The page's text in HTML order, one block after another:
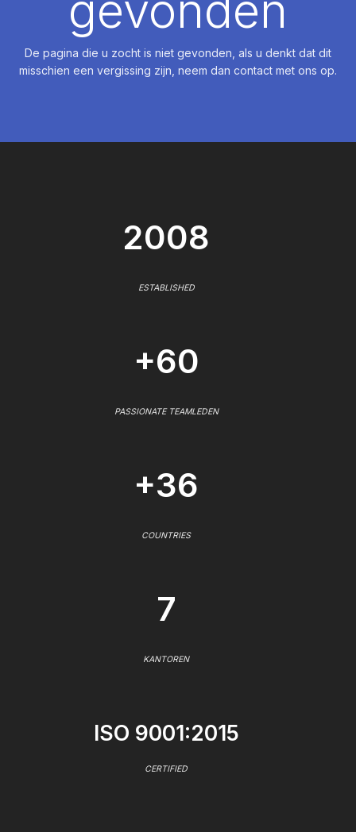
De pagina die u zocht is niet gevonden, als u denkt dat dit
misschien een vergissing zijn, neem dan contact met ons op.
2008
ESTABLISHED
+60
PASSIONATE TEAMLEDEN
+36
COUNTRIES
7
KANTOREN
ISO 9001:2015
CERTIFIED